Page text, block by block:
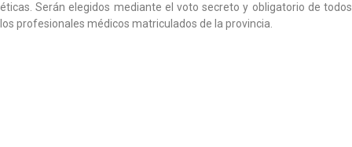
éticas. Serán elegidos mediante el voto secreto y obligatorio de todos
los profesionales médicos matriculados de la provincia.